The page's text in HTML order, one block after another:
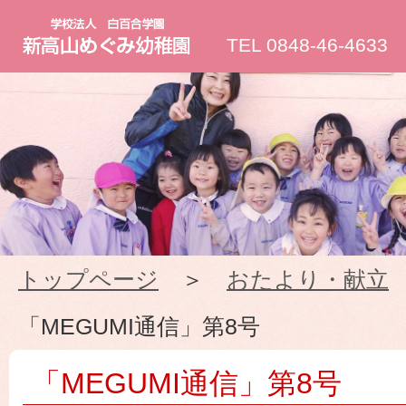
新
高
山
め
ぐ
み
幼
TEL 0848-46-4633
トップページ ＞ おたより・献立
「MEGUMI通信」第8号
「MEGUMI通信」第8号